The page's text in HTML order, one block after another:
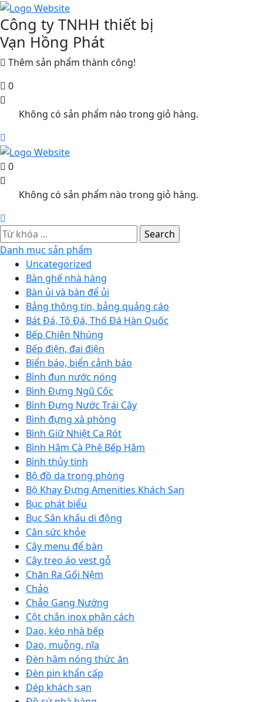
Công ty TNHH thiết bị
Vạn Hồng Phát
Thêm sản phẩm thành công!
0
Không có sản phẩm nào trong giỏ hàng.
0
Không có sản phẩm nào trong giỏ hàng.
Danh mục sản phẩm
Uncategorized
Bàn ghế nhà hàng
Bàn ủi và bàn để ủi
Bảng thông tin, bảng quảng cáo
Bát Đá, Tô Đá, Thố Đá Hàn Quốc
Bếp Chiên Nhúng
Bếp điện, đai điện
Biển báo, biển cảnh báo
Bình đun nước nóng
Bình Đựng Ngũ Cốc
Bình Đựng Nước Trái Cây
Bình đựng xà phòng
Bình Giữ Nhiệt Ca Rót
Bình Hâm Cà Phê Bếp Hâm
Bình thủy tinh
Bộ đồ da trong phòng
Bộ Khay Đựng Amenities Khách Sạn
Bục phát biểu
Bục Sân khấu di động
Cân sức khỏe
Cây menu để bàn
Cây treo áo vest gỗ
Chăn Ra Gối Nệm
Chảo
Chảo Gang Nướng
Cột chắn inox phân cách
Dao, kéo nhà bếp
Dao, muỗng, nĩa
Đèn hâm nóng thức ăn
Đèn pin khẩn cấp
Dép khách sạn